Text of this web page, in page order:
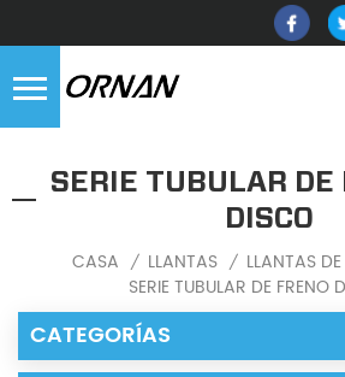
SERIE TUBULAR DE
DISCO
CASA / LLANTAS / LLANTAS
SERIE TUBULAR DE FRENO
CATEGORÍAS